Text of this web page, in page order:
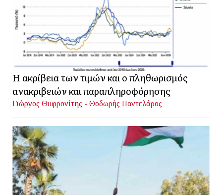
Η ακρίβεια των τιμών και ο πληθωρισμός
ανακριβειών και παραπληροφόρησης
Γιώργος Θυφρονίτης - Θοδωρής Παντελάρος